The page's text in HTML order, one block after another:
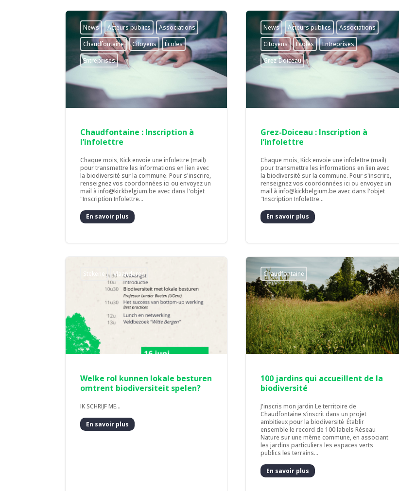
News Acteurs publics
Associations
Chaudfontaine
Citoyens
Écoles
Entreprises
Chaudfontaine : Inscription à
l’infolettre
Chaque mois, Kick envoie une infolettre (mail)
pour transmettre les informations en lien avec
la biodiversité sur la commune. Pour s'inscrire,
renseignez vos coordonnées ici ou envoyez un
mail à info@kickbelgium.be avec dans l'objet
"Inscription Infolettre...
En savoir plus
News Acteurs publics
Associations
Citoyens
Écoles
Entreprises
Grez-Doiceau
Grez-Doiceau : Inscription à
l’infolettre
Chaque mois, Kick envoie une infolettre (mail)
pour transmettre les informations en lien avec
la biodiversité sur la commune. Pour s'inscrire,
renseignez vos coordonnées ici ou envoyez un
mail à info@kickbelgium.be avec dans l'objet
"Inscription Infolettre...
En savoir plus
Stekene Vlaanderen
Welke rol kunnen lokale besturen
omtrent biodiversiteit spelen?
IK SCHRIJF ME...
En savoir plus
Chaudfontaine
100 jardins qui accueillent de la
biodiversité
J'inscris mon jardin Le territoire de
Chaudfontaine s’inscrit dans un projet
ambitieux pour la biodiversité Établir
ensemble le record de 100 labels Réseau
Nature sur une même commune, en associant
les jardins particuliers les espaces verts
publics les terrains...
En savoir plus